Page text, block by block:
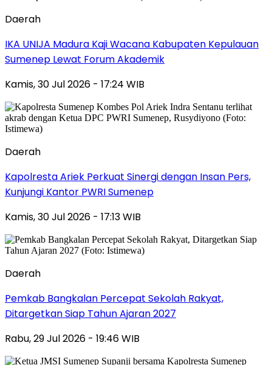
Daerah
IKA UNIJA Madura Kaji Wacana Kabupaten Kepulauan
Sumenep Lewat Forum Akademik
Kamis, 30 Jul 2026 - 17:24 WIB
Daerah
Kapolresta Ariek Perkuat Sinergi dengan Insan Pers,
Kunjungi Kantor PWRI Sumenep
Kamis, 30 Jul 2026 - 17:13 WIB
Daerah
Pemkab Bangkalan Percepat Sekolah Rakyat,
Ditargetkan Siap Tahun Ajaran 2027
Rabu, 29 Jul 2026 - 19:46 WIB